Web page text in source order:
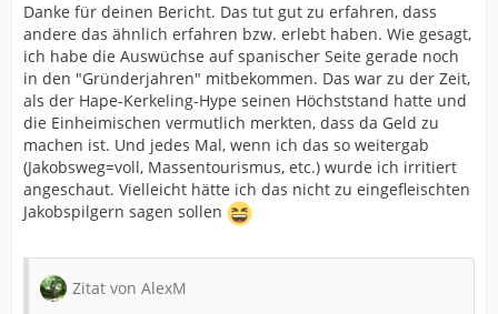
Danke für deinen Bericht. Das tut gut zu erfahren, dass
andere das ähnlich erfahren bzw. erlebt haben. Wie gesagt,
ich habe die Auswüchse auf spanischer Seite gerade noch
in den "Gründerjahren" mitbekommen. Das war zu der Zeit,
als der Hape-Kerkeling-Hype seinen Höchststand hatte und
die Einheimischen vermutlich merkten, dass da Geld zu
machen ist. Und jedes Mal, wenn ich das so weitergab
(Jakobsweg=voll, Massentourismus, etc.) wurde ich irritiert
angeschaut. Vielleicht hätte ich das nicht zu eingefleischten
Jakobspilgern sagen sollen
Zitat von AlexM